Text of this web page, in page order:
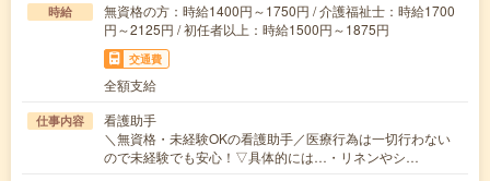
時給
無資格の方：時給1400円～1750円 / 介護福祉士：時給1700
円～2125円 / 初任者以上：時給1500円～1875円
交通費
全額支給
仕事内容
看護助手
＼無資格・未経験OKの看護助手／医療行為は一切行わない
ので未経験でも安心！▽具体的には…・リネンやシ…